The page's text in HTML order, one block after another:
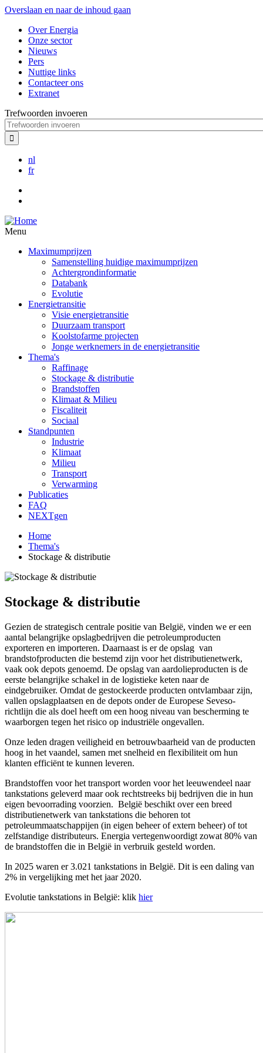
Overslaan en naar de inhoud gaan
Over Energia
Onze sector
Nieuws
Pers
Nuttige links
Contacteer ons
Extranet
Trefwoorden invoeren
nl
fr
Menu
Maximumprijzen
Samenstelling huidige maximumprijzen
Achtergrondinformatie
Databank
Evolutie
Energietransitie
Visie energietransitie
Duurzaam transport
Koolstofarme projecten
Jonge werknemers in de energietransitie
Thema's
Raffinage
Stockage & distributie
Brandstoffen
Klimaat & Milieu
Fiscaliteit
Sociaal
Standpunten
Industrie
Klimaat
Milieu
Transport
Verwarming
Publicaties
FAQ
NEXTgen
Home
Thema's
Stockage & distributie
Stockage & distributie
Gezien de strategisch centrale positie van België, vinden we er een
aantal belangrijke opslagbedrijven die petroleumproducten
exporteren en importeren. Daarnaast is er de opslag van
brandstofproducten die bestemd zijn voor het distributienetwerk,
vaak ook depots genoemd. De opslag van aardolieproducten is de
eerste belangrijke schakel in de logistieke keten naar de
eindgebruiker. Omdat de gestockeerde producten ontvlambaar zijn,
vallen opslagplaatsen en de depots onder de Europese Seveso-
richtlijn die als doel heeft om een hoog niveau van bescherming te
waarborgen tegen het risico op industriële ongevallen.
Onze leden dragen veiligheid en betrouwbaarheid van de producten
hoog in het vaandel, samen met snelheid en flexibiliteit om hun
klanten efficiënt te kunnen leveren.
Brandstoffen voor het transport worden voor het leeuwendeel naar
tankstations geleverd maar ook rechtstreeks bij bedrijven die in hun
eigen bevoorrading voorzien. België beschikt over een breed
distributienetwerk van tankstations die behoren tot
petroleummaatschappijen (in eigen beheer of extern beheer) of tot
zelfstandige distributeurs. Energia vertegenwoordigt zowat 80% van
de brandstoffen die in België in verbruik gesteld worden.
In 2025 waren er 3.021 tankstations in België. Dit is een daling van
2% in vergelijking met het jaar 2020.
Evolutie tankstations in België: klik hier